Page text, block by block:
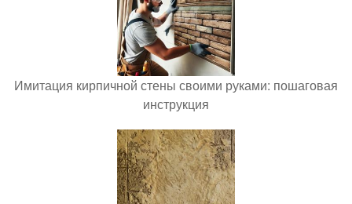
Имитация кирпичной стены своими руками: пошаговая
инструкция